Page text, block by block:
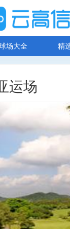
场大全 精
运场